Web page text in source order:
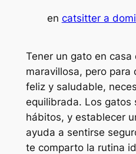
en catsitter a
Tener un gato en casa
maravillosa, pero para
feliz y saludable,
equilibrada. Los gatos
hábitos, y establecer
ayuda a sentirse
te comparto la rutina